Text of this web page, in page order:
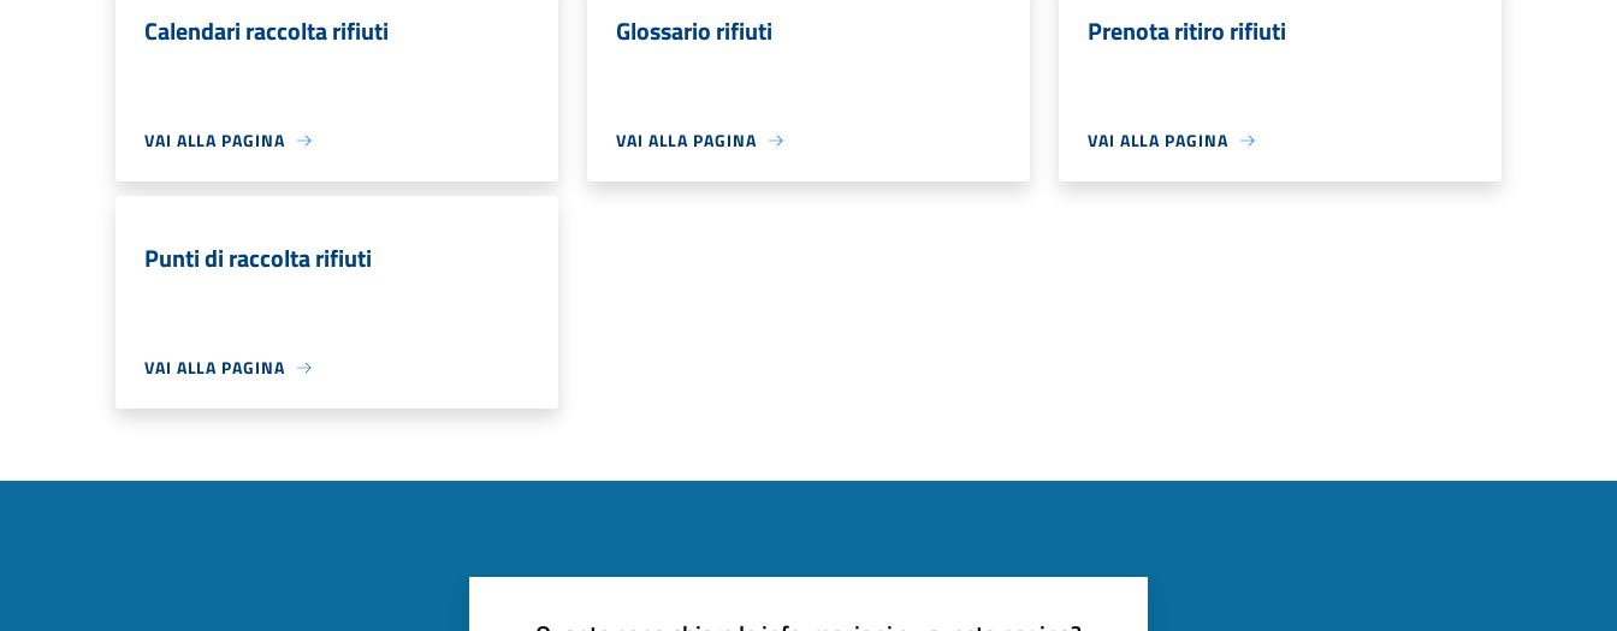
Calendari raccolta rifiuti
VAI ALLA PAGINA
Glossario rifiuti
VAI ALLA PAGINA
Prenota ritiro rifiuti
VAI ALLA PAGINA
Punti di raccolta rifiuti
VAI ALLA PAGINA